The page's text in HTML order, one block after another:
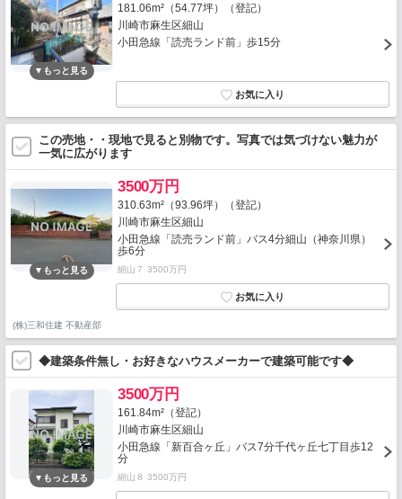
181.06m²（54.77坪）（登記）
川崎市麻生区細山
小田急線「読売ランド前」歩15分
この売地・・現地で見ると別物です。写真では気づけない魅力が
一気に広がります
3500万円
310.63m²（93.96坪）（登記）
川崎市麻生区細山
小田急線「読売ランド前」バス4分細山（神奈川県）
歩6分
細山７ 3500万円
(株)三和住建 不動産部
◆建築条件無し・お好きなハウスメーカーで建築可能です◆
3500万円
161.84m²（登記）
川崎市麻生区細山
小田急線「新百合ヶ丘」バス7分千代ヶ丘七丁目歩12
分
細山８ 3500万円